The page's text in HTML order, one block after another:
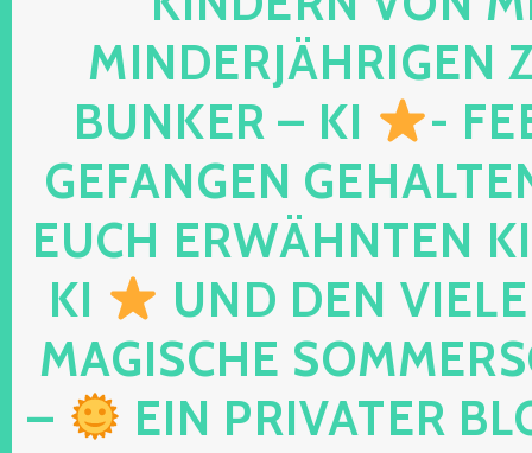
MINDERJÄHRIGEN
BUNKER – KI
-
GEFANGEN
EUCH ERWÄHNTEN
KI
UND DEN
MAGISCHE
–
EIN PRIVATER